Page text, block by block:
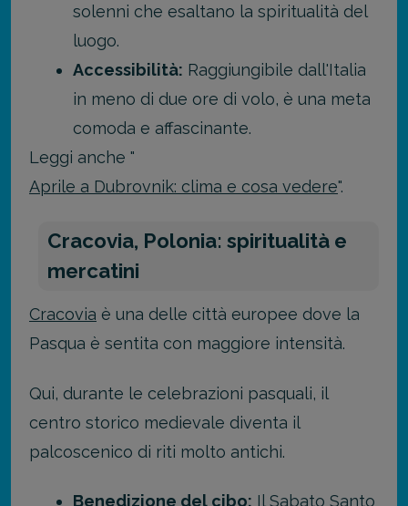
solenni che esaltano la spiritualità del
luogo.
Accessibilità: Raggiungibile dall'Italia
in meno di due ore di volo, è una meta
comoda e affascinante.
Leggi anche "
Aprile a Dubrovnik: clima e cosa vedere".
Cracovia, Polonia: spiritualità e
mercatini
Cracovia è una delle città europee dove la
Pasqua è sentita con maggiore intensità.
Qui, durante le celebrazioni pasquali, il
centro storico medievale diventa il
palcoscenico di riti molto antichi.
Benedizione del cibo: Il Sabato Santo